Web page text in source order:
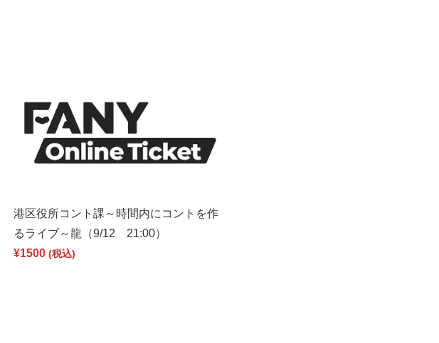
港区役所コント課～時間内にコントを作
るライブ～龍（9/12 21:00）
¥1500 (税込)